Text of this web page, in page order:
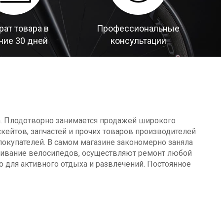
товара в
30 дней
Профессиональные
консультации
Плодотворно занимается продажей широкого
запчастей и прочих товаров производителей
В самом магазине закономерно заняла
велосипедов, осуществляют ремонт любой
для активного отдыха и развлечений. Постоянное